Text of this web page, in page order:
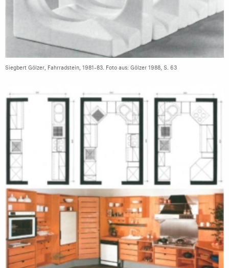
Siegbert Gölzer, Fahrradstein, 1981-83. Foto aus: Gölzer 1988, S. 63